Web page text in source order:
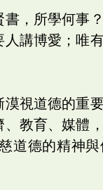
，所學何事
講博愛；唯
視道德的重
教育、媒體
道德的精神